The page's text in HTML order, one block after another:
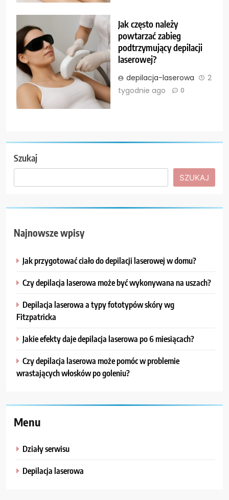
Jak często należy
powtarzać zabieg
podtrzymujący depilacji
laserowej?
depilacja-laserowa
2
tygodnie ago
0
Szukaj
SZUKAJ
Najnowsze wpisy
Jak przygotować ciało do depilacji laserowej w domu?
Czy depilacja laserowa może być wykonywana na uszach?
Depilacja laserowa a typy fototypów skóry wg
Fitzpatricka
Jakie efekty daje depilacja laserowa po 6 miesiącach?
Czy depilacja laserowa może pomóc w problemie
wrastających włosków po goleniu?
Menu
Działy serwisu
Depilacja laserowa